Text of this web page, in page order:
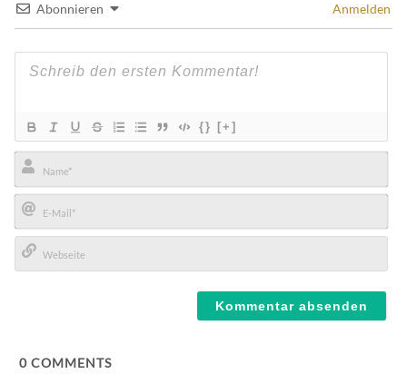
Abonnieren Anmelden
{} [+]
Name*
E-
Mail*
0 COMMENTS